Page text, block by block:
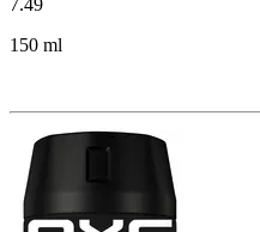
7.49
150 ml